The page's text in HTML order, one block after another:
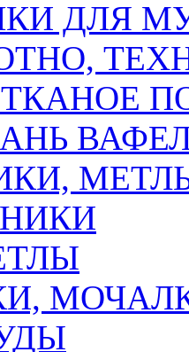
ДЛЯ